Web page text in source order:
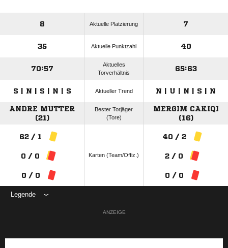
8 Aktuelle Platzierung 7
35 Aktuelle Punktzahl 40
70:57
Aktuelles
Torverhältnis
65:63
S | N | S | N | S Aktueller Trend N | U | N | S | N
ANDRE MUTTER
(21)
Bester Torjäger
(Tore)
MERGIM CAKIQI
(16)
62 / 1
0 / 0
0 / 0
Karten (Team/Offiz.)
40 / 2
2 / 0
0 / 0
Legende
ANZEIGE